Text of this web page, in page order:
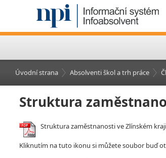
Úvodní strana Absolventi škol a trh práce
Struktura
Struktura zaměstnanosti ve Zlínském
Kliknutím na tuto ikonu si můžete soubor buď